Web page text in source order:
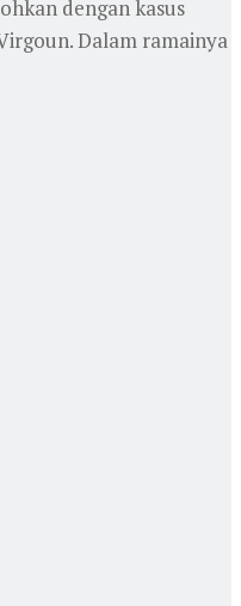
dengan kasus
Dalam ramainya